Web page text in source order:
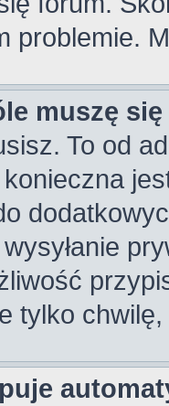
problemie.
muszę
To od
wysyłanie
tylko